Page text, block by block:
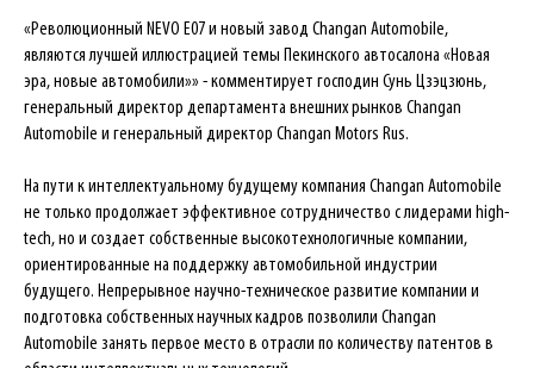
«Революционный NEVO E07 и новый завод Changan Automobile,
являются лучшей иллюстрацией темы Пекинского автосалона «Новая
эра, новые автомобили»» - комментирует господин Сунь Цзэцзюнь,
генеральный директор департамента внешних рынков Changan
Automobile и генеральный директор Changan Motors Rus.
На пути к интеллектуальному будущему компания Changan Automobile
не только продолжает эффективное сотрудничество с лидерами high-
tech, но и создает собственные высокотехнологичные компании,
ориентированные на поддержку автомобильной индустрии
будущего. Непрерывное научно-техническое развитие компании и
подготовка собственных научных кадров позволили Changan
Automobile занять первое место в отрасли по количеству патентов в